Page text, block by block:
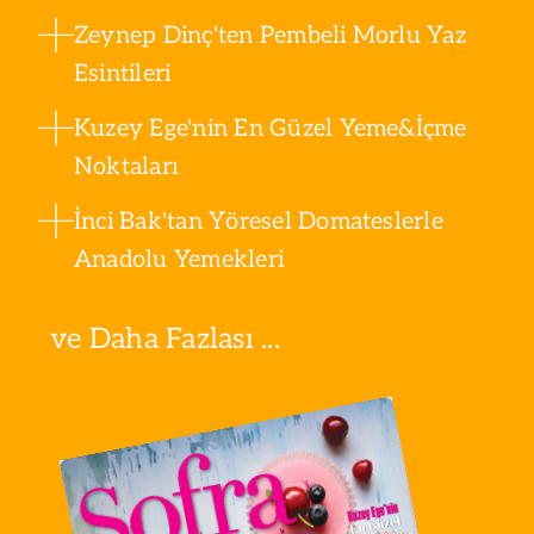
Zeynep Dinç'ten Pembeli Morlu Yaz
Esintileri
Kuzey Ege'nin En Güzel Yeme&İçme
Noktaları
İnci Bak'tan Yöresel Domateslerle
Anadolu Yemekleri
ve Daha Fazlası ...